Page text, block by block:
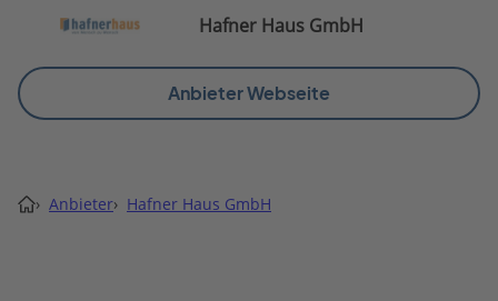
Hafner Haus GmbH
Anbieter Webseite
› Anbieter› Hafner Haus GmbH